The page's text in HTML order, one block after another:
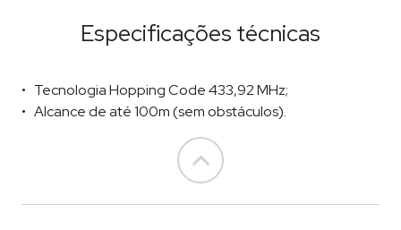
Especificações técnicas
Tecnologia Hopping Code 433,92 MHz;
Alcance de até 100m (sem obstáculos).
Go to top